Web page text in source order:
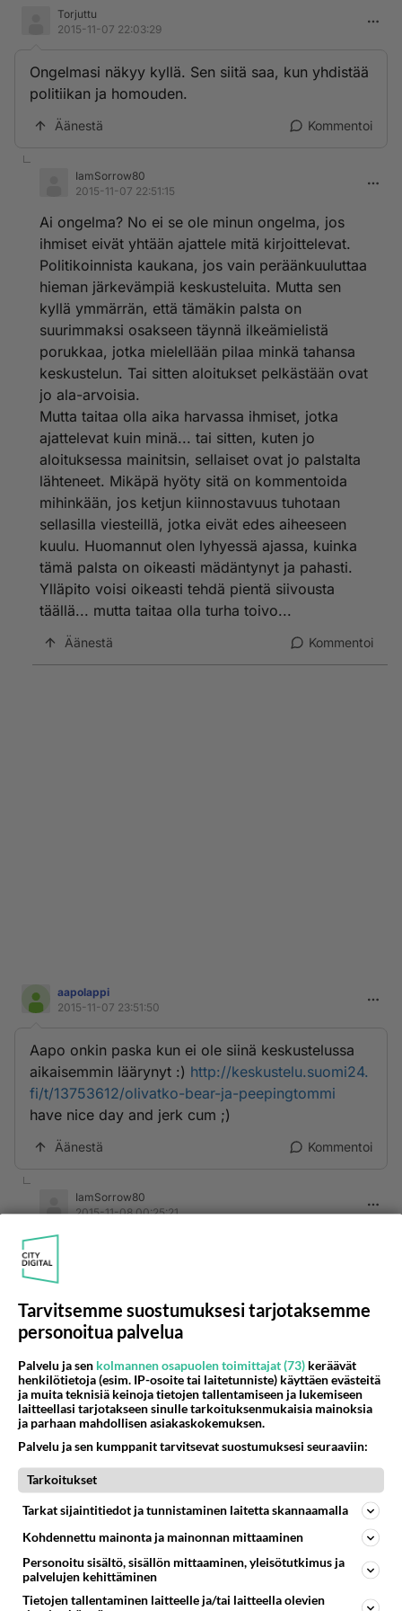
Torjuttu
2015-11-07 22:03:29
Ongelmasi näkyy kyllä. Sen siitä saa, kun yhdistää
politiikan ja homouden.
Äänestä Kommentoi
IamSorrow80
2015-11-07 22:51:15
Ai ongelma? No ei se ole minun ongelma, jos
ihmiset eivät yhtään ajattele mitä kirjoittelevat.
Politikoinnista kaukana, jos vain peräänkuuluttaa
hieman järkevämpiä keskusteluita. Mutta sen
kyllä ymmärrän, että tämäkin palsta on
suurimmaksi osakseen täynnä ilkeämielistä
porukkaa, jotka mielellään pilaa minkä tahansa
keskustelun. Tai sitten aloitukset pelkästään ovat
jo ala-arvoisia.
Mutta taitaa olla aika harvassa ihmiset, jotka
ajattelevat kuin minä... tai sitten, kuten jo
aloituksessa mainitsin, sellaiset ovat jo palstalta
lähteneet. Mikäpä hyöty sitä on kommentoida
mihinkään, jos ketjun kiinnostavuus tuhotaan
sellasilla viesteillä, jotka eivät edes aiheeseen
kuulu. Huomannut olen lyhyessä ajassa, kuinka
tämä palsta on oikeasti mädäntynyt ja pahasti.
Ylläpito voisi oikeasti tehdä pientä siivousta
täällä... mutta taitaa olla turha toivo...
Äänestä Kommentoi
aapolappi
2015-11-07 23:51:50
Aapo onkin paska kun ei ole siinä keskustelussa
aikaisemmin läärynyt :) http://keskustelu.suomi24.
fi/t/13753612/olivatko-bear-ja-peepingtommi
have nice day and jerk cum ;)
Äänestä Kommentoi
IamSorrow80
2015-11-08 00:25:21
Heheheh.... aika pientä verraten siihen, mitä oot
ite piipparista sanonut... vaan onko
hyväksyttävää? Ei oo...
HAPPY NOW?
Äänestä
aapolappi
2015-11-08 10:55:13
IamSorrow80 kirjoitti:
piipparista sanonut... vaan onko hyväksyttävää? Ei
oo...
HAPPY NOW?
No sitten et ole huomannut mitä kaikkea se
kirjoittelee :)
Tarvitsemme suostumuksesi tarjotaksemme
personoitua palvelua
Palvelu ja sen kolmannen osapuolen toimittajat (73) keräävät
henkilötietoja (esim. IP-osoite tai laitetunniste) käyttäen evästeitä
ja muita teknisiä keinoja tietojen tallentamiseen ja lukemiseen
laitteellasi tarjotakseen sinulle tarkoituksenmukaisia mainoksia
ja parhaan mahdollisen asiakaskokemuksen.
Palvelu ja sen kumppanit tarvitsevat suostumuksesi seuraaviin:
Tarkoitukset
Tarkat sijaintitiedot ja tunnistaminen laitetta skannaamalla
Kohdennettu mainonta ja mainonnan mittaaminen
Personoitu sisältö, sisällön mittaaminen, yleisötutkimus ja
palvelujen kehittäminen
Tietojen tallentaminen laitteelle ja/tai laitteella olevien